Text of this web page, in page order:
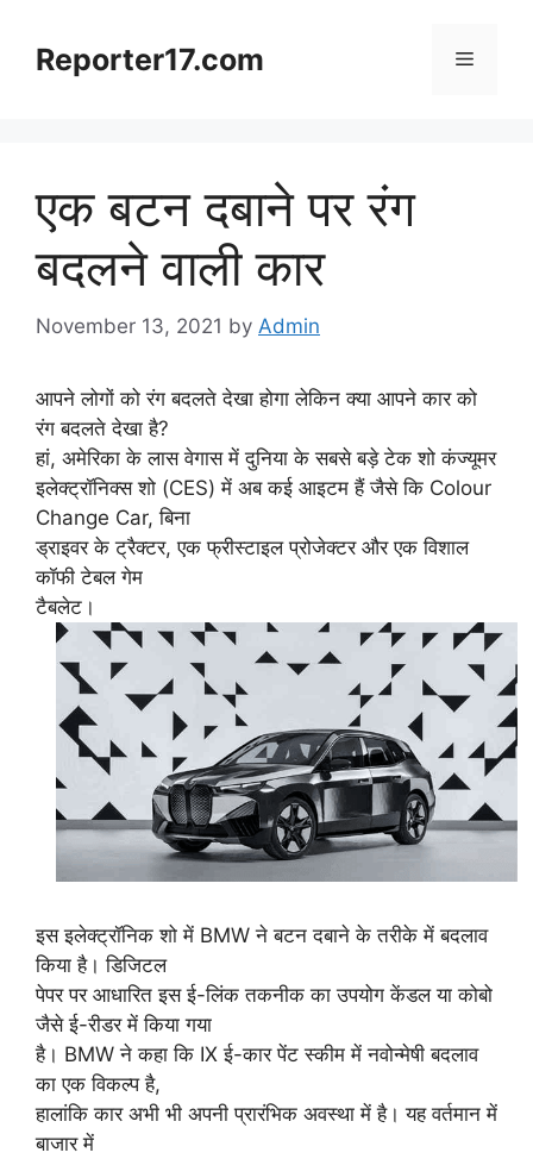
contentReporter17.com Menu
एक बटन दबाने पर रंग
बदलने वाली कार
November 13, 2021 by Admin
आपने लोगों को रंग बदलते देखा होगा लेकिन क्या आपने कार को
रंग बदलते देखा है?
हां, अमेरिका के लास वेगास में दुनिया के सबसे बड़े टेक शो कंज्यूमर
इलेक्ट्रॉनिक्स शो (CES) में अब कई आइटम हैं जैसे कि Colour
Change Car, बिना
ड्राइवर के ट्रैक्टर, एक फ्रीस्टाइल प्रोजेक्टर और एक विशाल
कॉफी टेबल गेम
टैबलेट।
इस इलेक्ट्रॉनिक शो में BMW ने बटन दबाने के तरीके में बदलाव
किया है। डिजिटल
पेपर पर आधारित इस ई-लिंक तकनीक का उपयोग केंडल या कोबो
जैसे ई-रीडर में किया गया
है। BMW ने कहा कि IX ई-कार पेंट स्कीम में नवोन्मेषी बदलाव
का एक विकल्प है,
हालांकि कार अभी भी अपनी प्रारंभिक अवस्था में है। यह वर्तमान में
बाजार में